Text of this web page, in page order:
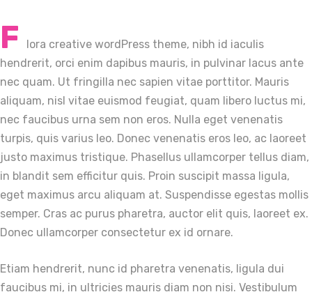
F
lora creative wordPress theme, nibh id iaculis
hendrerit, orci enim dapibus mauris, in pulvinar lacus ante
nec quam. Ut fringilla nec sapien vitae porttitor. Mauris
aliquam, nisl vitae euismod feugiat, quam libero luctus mi,
nec faucibus urna sem non eros. Nulla eget venenatis
turpis, quis varius leo. Donec venenatis eros leo, ac laoreet
justo maximus tristique. Phasellus ullamcorper tellus diam,
in blandit sem efficitur quis. Proin suscipit massa ligula,
eget maximus arcu aliquam at. Suspendisse egestas mollis
semper. Cras ac purus pharetra, auctor elit quis, laoreet ex.
Donec ullamcorper consectetur ex id ornare.
Etiam hendrerit, nunc id pharetra venenatis, ligula dui
faucibus mi, in ultricies mauris diam non nisi. Vestibulum